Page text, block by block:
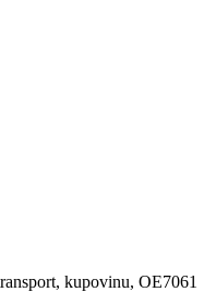
kupovinu, OE7061